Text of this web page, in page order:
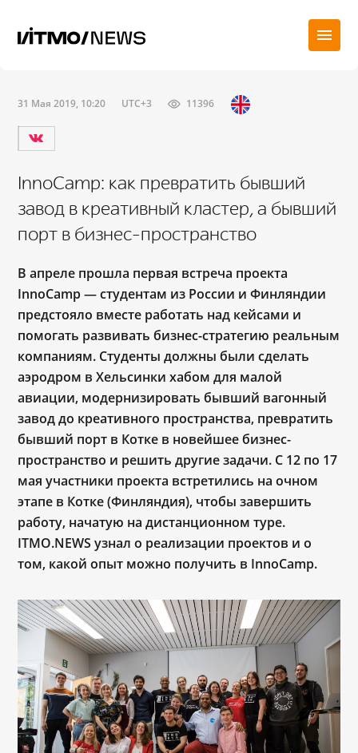
31 Мая 2019, 10:20 UTC+3 11396
InnoCamp: как превратить бывший
завод в креативный кластер, а бывший
порт в бизнес-пространство
В апреле прошла первая встреча проекта
InnoCamp—студентам из России и Финляндии
предстояло вместе работать над кейсами и
помогать развивать бизнес-стратегию реальным
компаниям. Студенты должны былисделать
аэродром в Хельсинки хабом для малой
авиации, модернизировать бывший вагонный
завод до креативного пространства, превратить
бывший порт в Котке в новейшеебизнес-
пространство и решить другие задачи. С 12 по 17
мая участники проекта встретились на очном
этапе в Котке (Финляндия), чтобы завершить
работу, начатую на дистанционном туре.
ITMO.NEWS узнало реализации проектов и о
том, какой опыт можно получить в InnoCamp.